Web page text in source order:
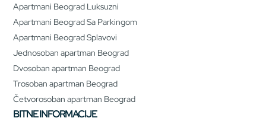
Apartmani Beograd Luksuzni
Apartmani Beograd Sa Parkingom
Apartmani Beograd Splavovi
Jednosoban apartman Beograd
Dvosoban apartman Beograd
Trosoban apartman Beograd
Četvorosoban apartman Beograd
BITNE INFORMACIJE